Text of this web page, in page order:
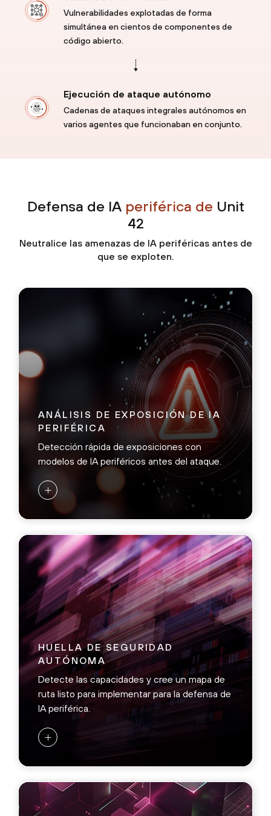
Vulnerabilidades explotadas de forma
simultánea en cientos de componentes de
código abierto.
Ejecución de ataque autónomo
Cadenas de ataques integrales autónomos en
varios agentes que funcionaban en conjunto.
Defensa de IA periférica de Unit
42
Neutralice las amenazas de IA periféricas antes de
que se exploten.
ANÁLISIS DE EXPOSICIÓN DE IA
PERIFÉRICA
Detección rápida de exposiciones con
modelos de IA periféricos antes del ataque.
+
PERIFÉRICA
Implemente la IA periférica por su cuenta
HUELLA DE SEGURIDAD
AUTÓNOMA
Detecte las capacidades y cree un mapa de
ruta listo para implementar para la defensa de
IA periférica.
+